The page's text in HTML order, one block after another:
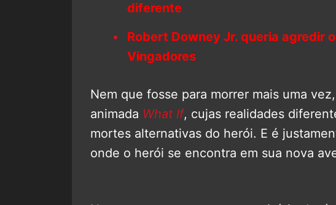
diferente
Robert Downey Jr. queria agredir
Vingadores
Nem que fosse para morrer mais uma
animada What If, cujas realidades
mortes alternativas do herói. E é
onde o herói se encontra em sua nova